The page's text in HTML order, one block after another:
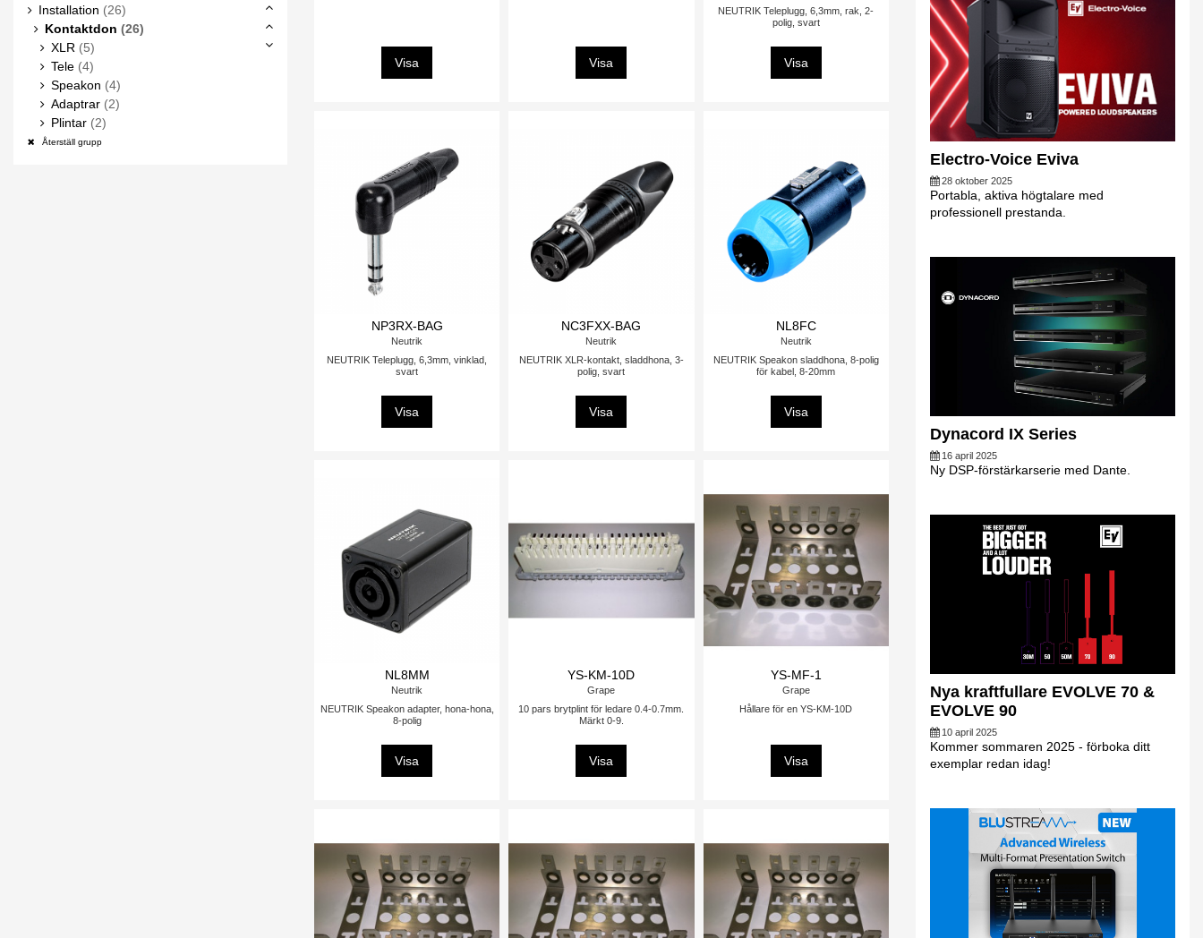
Visa Visa
NEUTRIK Teleplugg, 6,3mm, rak, 2-
polig, svart
Visa
NP3RX-BAG
Neutrik
NEUTRIK Teleplugg, 6,3mm, vinklad,
svart
Visa
NC3FXX-BAG
Neutrik
NEUTRIK XLR-kontakt, sladdhona, 3-
polig, svart
Visa
NL8FC
Neutrik
NEUTRIK Speakon sladdhona, 8-polig
för kabel, 8-20mm
Visa
NL8MM
Neutrik
NEUTRIK Speakon adapter, hona-hona,
8-polig
Visa
YS-KM-10D
Grape
10 pars brytplint för ledare 0.4-0.7mm.
Märkt 0-9.
Visa
YS-MF-1
Grape
Hållare för en YS-KM-10D
Visa
Installation (26)
Kontaktdon (26)
XLR (5)
Tele (4)
Speakon (4)
Adaptrar (2)
Plintar (2)
Återställ grupp
Electro-Voice Eviva
28 oktober 2025
Portabla, aktiva högtalare med
professionell prestanda.
Dynacord IX Series
16 april 2025
Ny DSP-förstärkarserie med Dante.
Nya kraftfullare EVOLVE 70 &
EVOLVE 90
10 april 2025
Kommer sommaren 2025 - förboka ditt
exemplar redan idag!